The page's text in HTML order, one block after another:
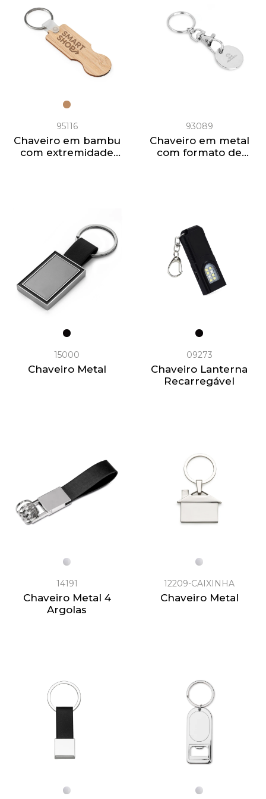
95116
Chaveiro em bambu
com extremidade
93089
Chaveiro em metal
com formato de
15000
Chaveiro Metal
09273
Chaveiro Lanterna
Recarregável
14191
Chaveiro Metal 4
Argolas
12209-CAIXINHA
Chaveiro Metal